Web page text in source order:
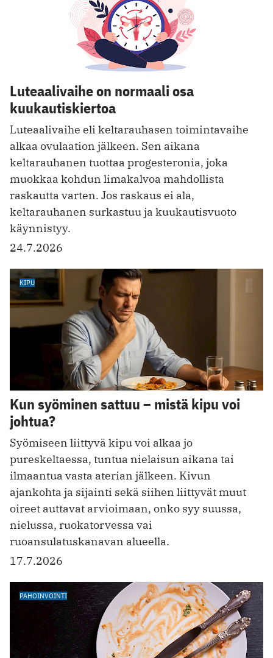
Luteaalivaihe on normaali osa
kuukautiskiertoa
Luteaalivaihe eli keltarauhasen toimintavaihe
alkaa ovulaation jälkeen. Sen aikana
keltarauhanen tuottaa progesteronia, joka
muokkaa kohdun limakalvoa mahdollista
raskautta varten. Jos raskaus ei ala,
keltarauhanen surkastuu ja kuukautisvuoto
käynnistyy.
24.7.2026
KIPU
Kun syöminen sattuu – mistä kipu voi
johtua?
Syömiseen liittyvä kipu voi alkaa jo
pureskeltaessa, tuntua nielaisun aikana tai
ilmaantua vasta aterian jälkeen. Kivun
ajankohta ja sijainti sekä siihen liittyvät muut
oireet auttavat arvioimaan, onko syy suussa,
nielussa, ruokatorvessa vai
ruoansulatuskanavan alueella.
17.7.2026
PAHOINVOINTI